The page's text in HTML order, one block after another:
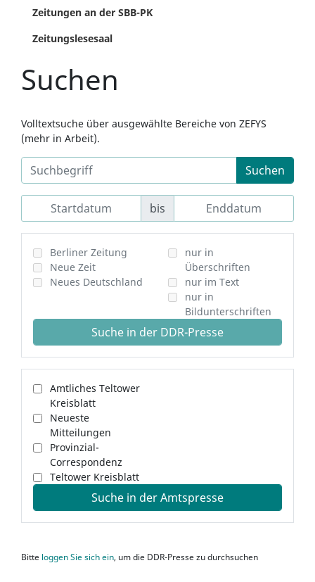
Zeitungen an der SBB-PK
Zeitungslesesaal
Suchen
Volltextsuche über ausgewählte Bereiche von ZEFYS
(mehr in Arbeit).
Suchen
bis
Berliner Zeitung
Neue Zeit
Neues Deutschland
nur in
Überschriften
nur im Text
nur in
Bildunterschriften
Suche in der DDR-Presse
Amtliches Teltower
Kreisblatt
Neueste
Mitteilungen
Provinzial-
Correspondenz
Teltower Kreisblatt
Suche in der Amtspresse
Bitte loggen Sie sich ein, um die DDR-Presse zu durchsuchen